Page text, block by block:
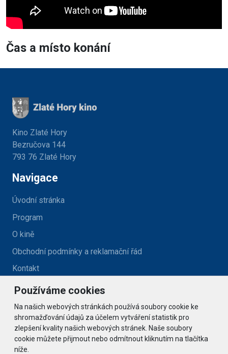
Čas a místo konání
Používáme cookies
Na našich webových stránkách používá soubory cookie ke
shromažďování údajů za účelem vytváření statistik pro
zlepšení kvality našich webových stránek. Naše soubory
cookie můžete přijmout nebo odmítnout kliknutím na tlačítka
níže.
Kino Zlaté Hory
Bezručova 144
793 76 Zlaté Hory
Navigace
Úvodní stránka
Program
O kině
Obchodní podmínky a reklamační řád
Kontakt
Kontakt
kino@zlatehory.cz
Social